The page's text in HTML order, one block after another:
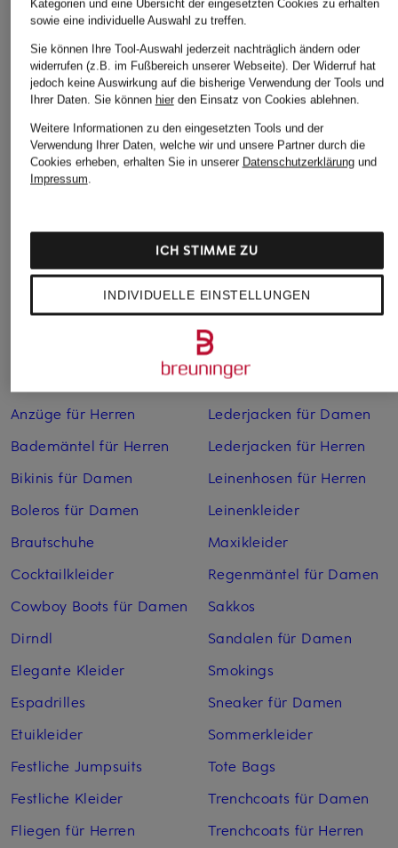
DRYKORN
Pullover RIKONO
CHF 100
Ursprünglich:CHF 149
DRYKORN
Longsleeve MORITZO
CHF 80
Ursprünglich:CHF 100
Schöffel
Longsleeve
CHF 119
Anzüge für Herren
Bademäntel für Herren
Bikinis für Damen
Boleros für Damen
Brautschuhe
Cocktailkleider
Cowboy Boots für Damen
Dirndl
Elegante Kleider
Espadrilles
Etuikleider
Festliche Jumpsuits
Festliche Kleider
Fliegen für Herren
Kleider
Lederjacken für Damen
Lederjacken für Herren
Leinenhosen für Herren
Leinenkleider
Maxikleider
Regenmäntel für Damen
Sakkos
Sandalen für Damen
Smokings
Sneaker für Damen
Sommerkleider
Tote Bags
Trenchcoats für Damen
Trenchcoats für Herren
Kategorien und eine Übersicht der eingesetzten Cookies zu erhalten
sowie eine individuelle Auswahl zu treffen.
Sie können Ihre Tool-Auswahl jederzeit nachträglich ändern oder
widerrufen (z.B. im Fußbereich unserer Webseite). Der Widerruf hat
jedoch keine Auswirkung auf die bisherige Verwendung der Tools und
Ihrer Daten. Sie können hierden Einsatz von Cookies ablehnen.
Weitere Informationen zu den eingesetzten Tools und der
Verwendung Ihrer Daten, welche wir und unsere Partner durch die
Cookies erheben, erhalten Sie in unserer Datenschutzerklärungund
Impressum.
INDIVIDUELLE EINSTELLUNGEN
ICH STIMME ZU